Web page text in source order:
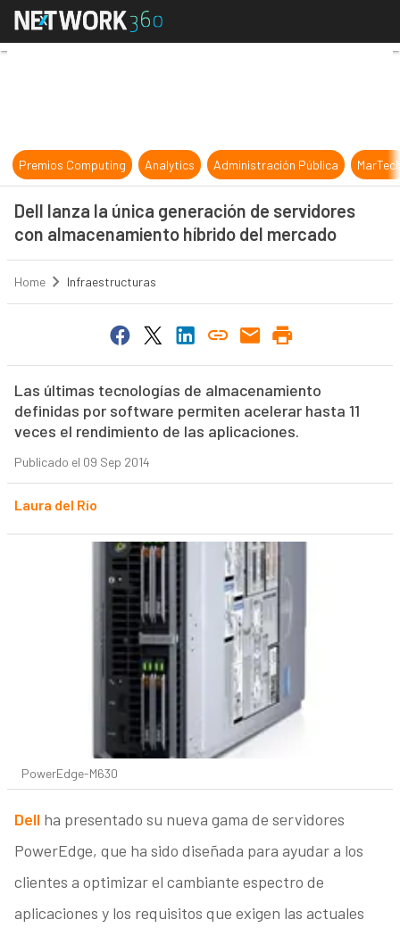
Dell lanza la única generación de
Premios Computing Analytics Administración Pública
Dell lanza la única generación de servidores
con almacenamiento híbrido del mercado
Home Infraestructuras
Las últimas tecnologías de almacenamiento
definidas por software permiten acelerar hasta 11
veces el rendimiento de las aplicaciones.
Publicado el 09 Sep 2014
Laura del Río
PowerEdge-M630
Dellha presentado su nueva gama de servidores
PowerEdge, que ha sido diseñada para ayudar a los
clientes a optimizar el cambiante espectro de
aplicaciones y los requisitos que exigen las actuales